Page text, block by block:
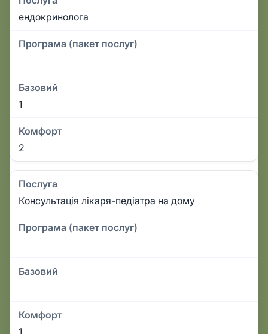
ендокринолога
Програма (пакет послуг)
Базовий
1
Комфорт
2
Послуга
Консультація лікаря-педіатра на дому
Програма (пакет послуг)
Базовий
Комфорт
1